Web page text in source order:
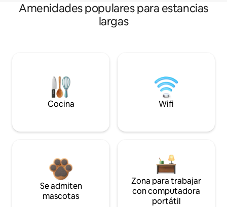
Amenidades populares para estancias
largas
Cocina Wifi
Se admiten
mascotas
Zona para trabajar
con computadora
portátil